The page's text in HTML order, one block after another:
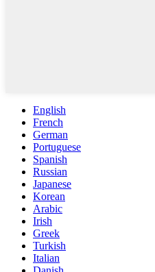
English
French
German
Portuguese
Spanish
Russian
Japanese
Korean
Arabic
Irish
Greek
Turkish
Italian